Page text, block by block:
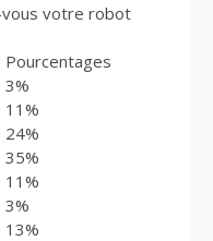
vous votre robot
Pourcentages
3%
11%
24%
35%
11%
3%
13%